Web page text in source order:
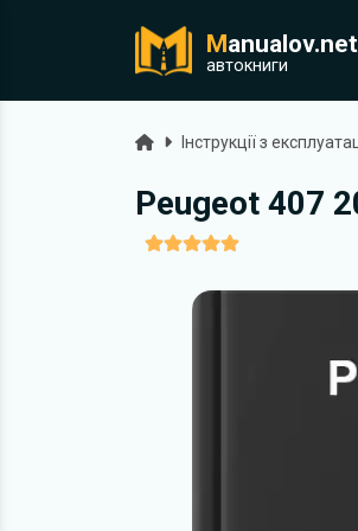
Manualov.net
автокниги
ГоловнаІнструкції з
Peugeot 407